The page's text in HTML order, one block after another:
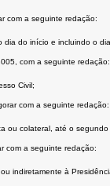
com a seguinte redação:
do início e incluindo o
com a seguinte redação:
Civil;
com a seguinte redação:
ou colateral, até o
com a seguinte redação:
indiretamente à